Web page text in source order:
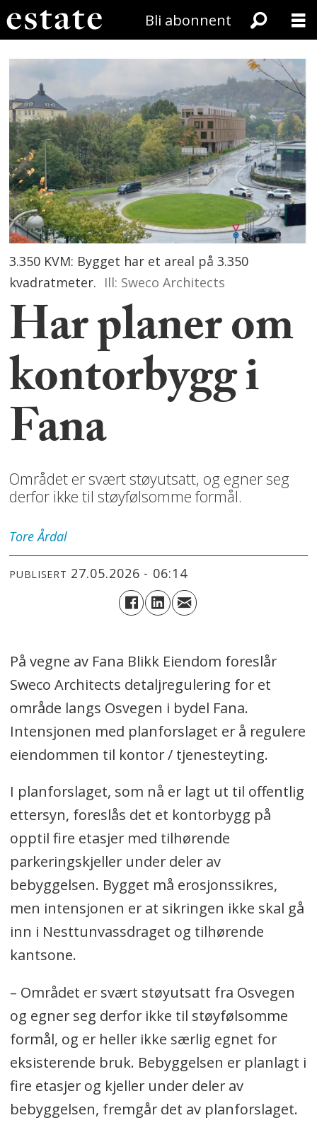
Bli abonnent
3.350 KVM: Bygget har et areal på 3.350
kvadratmeter. Ill: Sweco Architects
Har planer om
kontorbygg i
Fana
Området er svært støyutsatt, og egner seg
derfor ikke til støyfølsomme formål.
Tore Årdal
PUBLISERT 27.05.2026 - 06:14
På vegne av Fana Blikk Eiendom foreslår
Sweco Architects detaljregulering for et
område langs Osvegen i bydel Fana.
Intensjonen med planforslaget er å regulere
eiendommen til kontor / tjenesteyting.
I planforslaget, som nå er lagt ut til offentlig
ettersyn, foreslås det et kontorbygg på
opptil fire etasjer med tilhørende
parkeringskjeller under deler av
bebyggelsen. Bygget må erosjonssikres,
men intensjonen er at sikringen ikke skal gå
inn i Nesttunvassdraget og tilhørende
kantsone.
– Området er svært støyutsatt fra Osvegen
og egner seg derfor ikke til støyfølsomme
formål, og er heller ikke særlig egnet for
eksisterende bruk. Bebyggelsen er planlagt i
fire etasjer og kjeller under deler av
bebyggelsen, fremgår det av planforslaget.